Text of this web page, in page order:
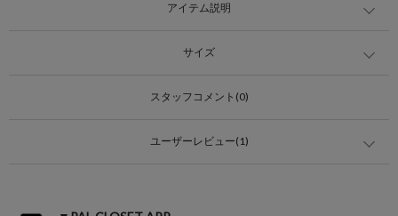
アイテム説明
サイズ
スタッフコメント(0)
ユーザーレビュー(1)